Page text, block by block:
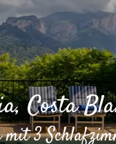
Costa
3